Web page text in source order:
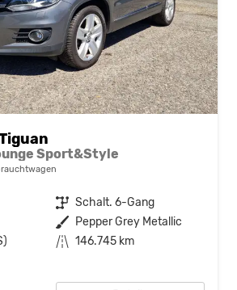
Sport&Style
Getriebe Schalt. 6-Gang
Außenfarbe Pepper Grey Metallic
Kilometerstand 146.745 km